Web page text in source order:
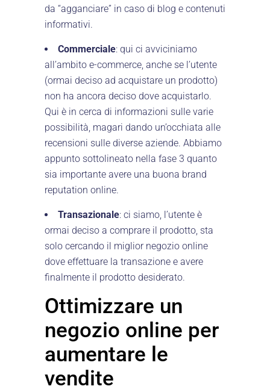
da “agganciare” in caso di blog e contenuti
informativi.
Commerciale: qui ci avviciniamo
all’ambito e-commerce, anche se l’utente
(ormai deciso ad acquistare un prodotto)
non ha ancora deciso dove acquistarlo.
Qui è in cerca di informazioni sulle varie
possibilità, magari dando un’occhiata alle
recensioni sulle diverse aziende. Abbiamo
appunto sottolineato nella fase 3 quanto
sia importante avere una buona brand
reputation online.
Transazionale: ci siamo, l’utente è
ormai deciso a comprare il prodotto, sta
solo cercando il miglior negozio online
dove effettuare la transazione e avere
finalmente il prodotto desiderato.
Ottimizzare un
negozio online per
aumentare le
vendite